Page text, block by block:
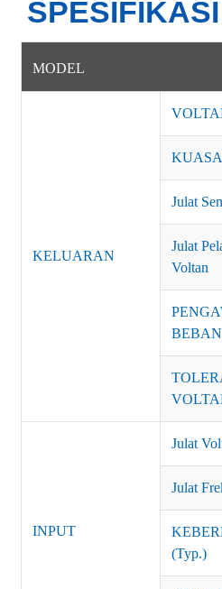
SPESIFIKASI
MODEL
KELUARAN
Julat
Julat
Voltan
BEBAN
INPUT
Julat
Julat
(Typ.)